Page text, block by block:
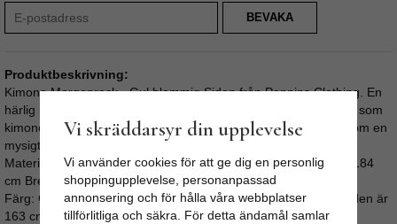
BEVAKA
Produktbeskrivning:
Kimono Morgonrock - Gul blommig Siden från Poppins Clothing. En
härlig morgonrock/kimono i kort modell av siden. Perfekt att ha som
kimono på stranden, morgonrock till helgfrukosten eller bara som en
mysigt överplagg.
Material: 100 % Siden Fickor på varje sida, bälte. Längd bälte 184
cm Bredd bälte: 3 cm
Färg: Gul med blomstermönster Strl: Onesize. Modellen på bilden är
163 cm lång.
Vi skräddarsyr din upplevelse
Vi använder cookies för att ge dig en personlig
shoppingupplevelse, personanpassad
annonsering och för hålla våra webbplatser
tillförlitliga och säkra. För detta ändamål samlar